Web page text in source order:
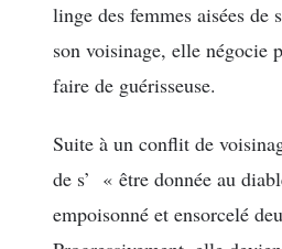
linge des femmes aisées de
son voisinage, elle négocie
faire de guérisseuse.
Suite à un conflit de
de s’ « être donnée au
empoisonné et ensorcelé